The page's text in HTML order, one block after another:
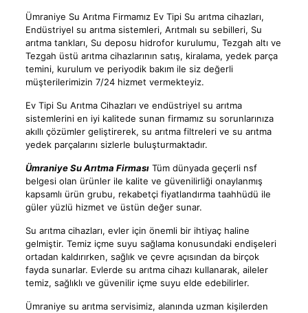
Ümraniye Su Arıtma Firmamız Ev Tipi Su arıtma cihazları,
Endüstriyel su arıtma sistemleri, Arıtmalı su sebilleri, Su
arıtma tankları, Su deposu hidrofor kurulumu, Tezgah altı ve
Tezgah üstü arıtma cihazlarının satış, kiralama, yedek parça
temini, kurulum ve periyodik bakım ile siz değerli
müşterilerimizin 7/24 hizmet vermekteyiz.
Ev Tipi Su Arıtma Cihazları ve endüstriyel su arıtma
sistemlerini en iyi kalitede sunan firmamız su sorunlarınıza
akıllı çözümler geliştirerek, su arıtma filtreleri ve su arıtma
yedek parçalarını sizlerle buluşturmaktadır.
Ümraniye Su Arıtma FirmasıTüm dünyada geçerli nsf
belgesi olan ürünler ile kalite ve güvenilirliği onaylanmış
kapsamlı ürün grubu, rekabetçi fiyatlandırma taahhüdü ile
güler yüzlü hizmet ve üstün değer sunar.
Su arıtma cihazları, evler için önemli bir ihtiyaç haline
gelmiştir. Temiz içme suyu sağlama konusundaki endişeleri
ortadan kaldırırken, sağlık ve çevre açısından da birçok
fayda sunarlar. Evlerde su arıtma cihazı kullanarak, aileler
temiz, sağlıklı ve güvenilir içme suyu elde edebilirler.
Ümraniye su arıtma servisimiz, alanında uzman kişilerden